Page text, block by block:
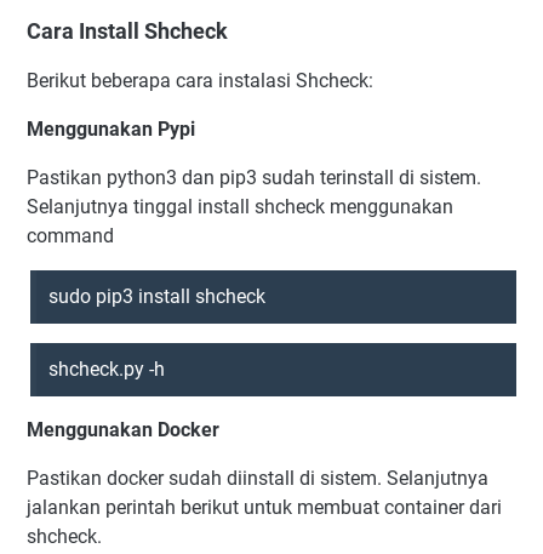
Cara Install Shcheck
Berikut beberapa cara instalasi Shcheck:
Menggunakan Pypi
Pastikan python3 dan pip3 sudah terinstall di sistem.
Selanjutnya tinggal install shcheck menggunakan
command
sudo pip3 install shcheck
shcheck.py -h
Menggunakan Docker
Pastikan docker sudah diinstall di sistem. Selanjutnya
jalankan perintah berikut untuk membuat container dari
shcheck.